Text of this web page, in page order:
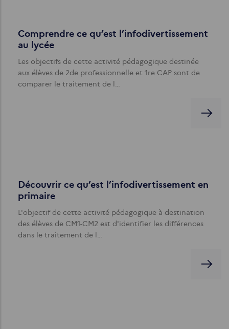
Comprendre ce qu’est l’infodivertissement
au lycée
Les objectifs de cette activité pédagogique destinée
aux élèves de 2de professionnelle et 1re CAP sont de
comparer le traitement de l…
Découvrir ce qu’est l’infodivertissement en
primaire
L'objectif de cette activité pédagogique à destination
des élèves de CM1-CM2 est d'identifier les différences
dans le traitement de l…